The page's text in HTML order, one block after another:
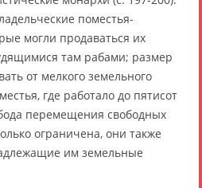
поместья-
могли продаваться их
там рабами; размер
от мелкого земельного
где работало до пятисот
перемещения свободных
ограничена, они также
им земельные